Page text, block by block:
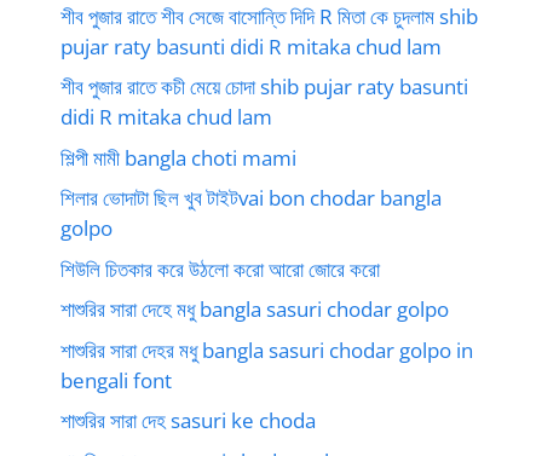
শীব পুজার রাতে শীব সেজে বাসোন্তি দিদি R মিতা কে চুদলাম shib
pujar raty basunti didi R mitaka chud lam
শীব পুজার রাতে কচী মেয়ে চোদা shib pujar raty basunti
didi R mitaka chud lam
শিল্পী মামী bangla choti mami
শিলার ভোদাটা ছিল খুব টাইটvai bon chodar bangla
golpo
শিউলি চিতকার করে উঠলো করো আরো জোরে করো
শাশুরির সারা দেহে মধু bangla sasuri chodar golpo
শাশুরির সারা দেহর মধু bangla sasuri chodar golpo in
bengali font
শাশুরির সারা দেহ sasuri ke choda